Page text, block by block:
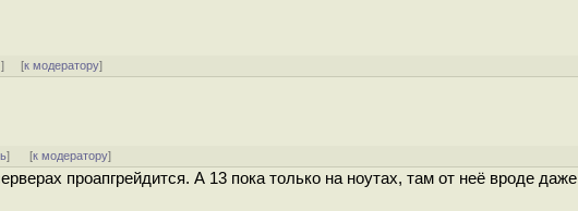
] [к модератору]
] [к модератору]
проапгрейдится. А 13 пока только на ноутах, там от неё вроде даже